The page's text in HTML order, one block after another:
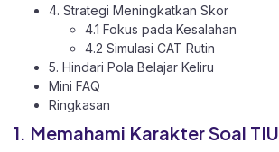
4. Strategi Meningkatkan Skor
4.1 Fokus pada Kesalahan
4.2 Simulasi CAT Rutin
5. Hindari Pola Belajar Keliru
Mini FAQ
Ringkasan
1. Memahami Karakter Soal TIU